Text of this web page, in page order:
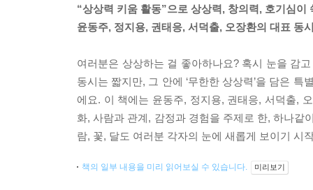
“상상력 키움 활동”으로 상상력, 창의력, 호기심이
윤동주, 정지용, 권태응, 서덕출, 오장환의 대표 동
여러분은 상상하는 걸 좋아하나요? 혹시 눈을 감
동시는 짧지만, 그 안에 ‘무한한 상상력’을 담은
에요. 이 책에는 윤동주, 정지용, 권태응, 서덕출,
화, 사람과 관계, 감정과 경험을 주제로 한, 하나같
람, 꽃, 달도 여러분 각자의 눈에 새롭게 보이기 시
책의 일부 내용을 미리 읽어보실 수 있습니다. 미리보기